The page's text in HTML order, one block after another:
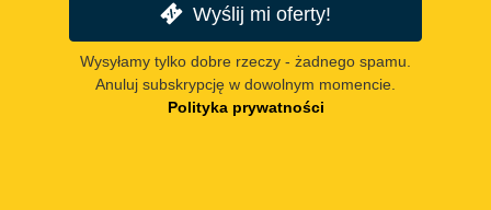
Wyślij mi oferty!
Wysyłamy tylko dobre rzeczy - żadnego spamu.
Anuluj subskrypcję w dowolnym momencie.
Polityka prywatności